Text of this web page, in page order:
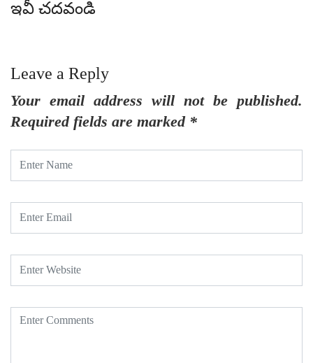
ఇవీ చదవండి
Leave a Reply
Your email address will not be published.
Required fields are marked *